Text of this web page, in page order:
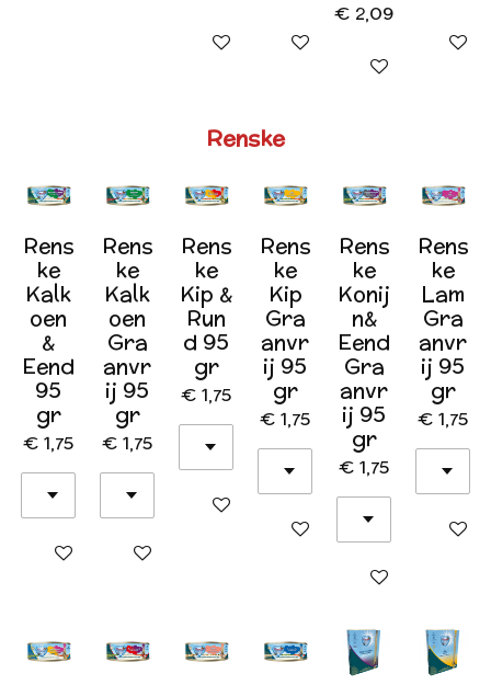
In winkelwagenIn winkelwagen
€ 2,09
In winkelwagen
In
Renske
Rens
ke
Kalk
oen
&
Eend
95
gr
€ 1,75
In winkelwagen
Rens
ke
Kalk
oen
Gra
anvr
ij 95
gr
€ 1,75
In winkelwagen
Rens
ke
Kip &
Run
d 95
gr
€ 1,75
In winkelwagen
Rens
ke
Kip
Gra
anvr
ij 95
gr
€ 1,75
In winkelwagen
Rens
ke
Konij
n&
Eend
Gra
anvr
ij 95
gr
€ 1,75
In winkelwagen
Rens
ke
Lam
Gra
anvr
ij 95
gr
€ 1,75
In